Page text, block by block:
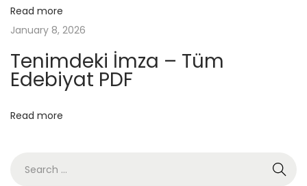
o
o
P
D
K
Read more
January 8, 2026
Tenimdeki İmza – Tüm
Edebiyat PDF
Read more